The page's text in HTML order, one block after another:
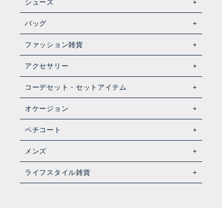
シューズ
バッグ
ファッション雑貨
アクセサリー
コーデセット・セットアイテム
オケージョン
ペチコート
メンズ
ライフスタイル雑貨